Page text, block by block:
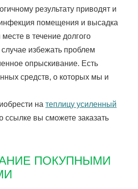
результату приводят и
помещения и высадка
в течение долгого
избежать проблем
опрыскивание. Есть
средств, о которых мы и
натеплицу усиленный
ссылке вы сможете заказать
ПОКУПНЫМИ